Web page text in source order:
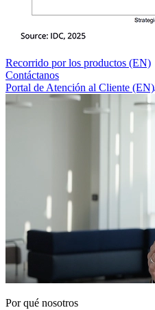
Recorrido por los productos (EN)
Contáctanos
Portal de Atención al Cliente (EN)
Por qué nosotros